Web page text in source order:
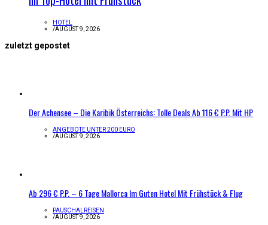
HOTEL
/AUGUST 9, 2026
zuletzt gepostet
Der Achensee – Die Karibik Österreichs: Tolle Deals Ab 116 € P.P. Mit HP
ANGEBOTE UNTER 200 EURO
/AUGUST 9, 2026
Ab 296 € P.P. – 6 Tage Mallorca Im Guten Hotel Mit Frühstück & Flug
PAUSCHALREISEN
/AUGUST 9, 2026